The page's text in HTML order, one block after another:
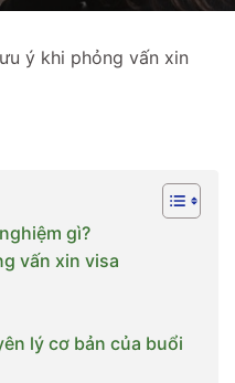
ý khi phỏng vấn xin
gì?
vấn xin visa
lý cơ bản của buổi